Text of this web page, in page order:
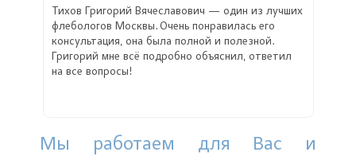
Тихов Григорий Вячеславович — один из лучших
флебологов Москвы. Очень понравилась его
консультация, она была полной и полезной.
Григорий мне всё подробно объяснил, ответил
на все вопросы!
Мы работаем для Вас и